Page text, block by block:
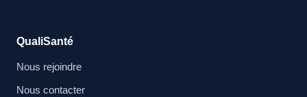
QualiSanté
Nous rejoindre
Nous contacter